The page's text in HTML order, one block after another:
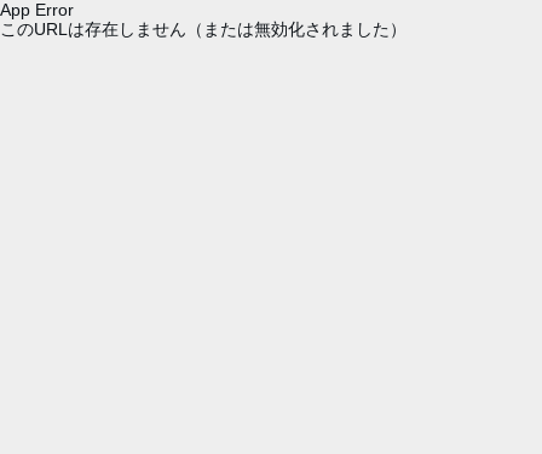
App Error
このURLは存在しません（または無効化されました）